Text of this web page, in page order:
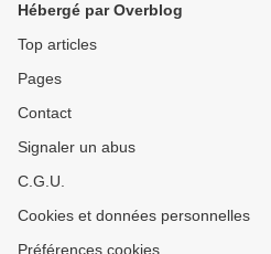
Hébergé par Overblog
Top articles
Pages
Contact
Signaler un abus
C.G.U.
Cookies et données personnelles
Préférences cookies